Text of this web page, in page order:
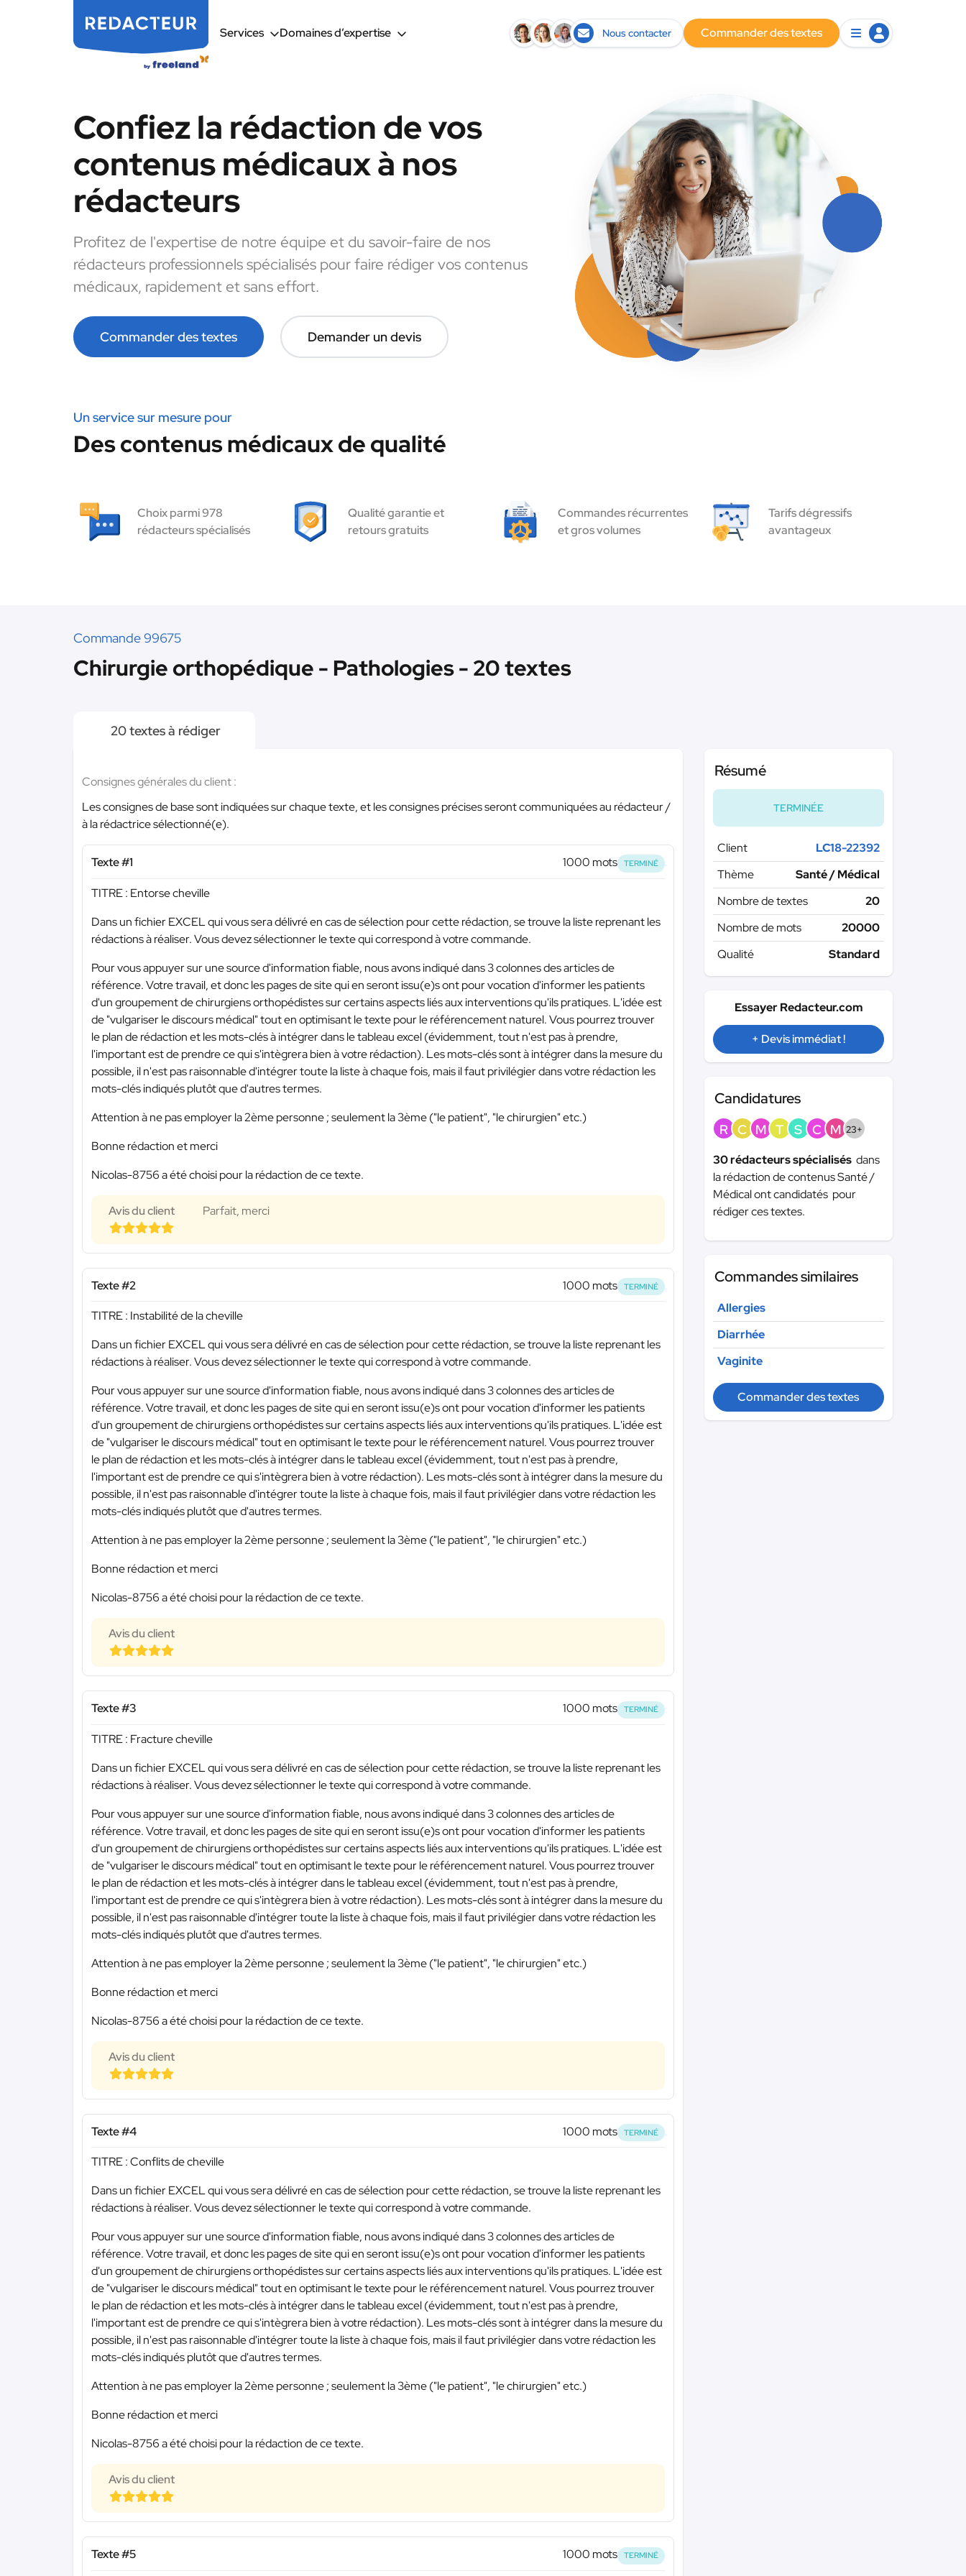
Services Domaines d’expertise Nous contacter Commander des textes
Confiez la rédaction de vos
contenus médicaux à nos
rédacteurs
Profitez de l'expertise de notre équipe et du savoir-faire de nos
rédacteurs professionnels spécialisés pour faire rédiger vos contenus
médicaux, rapidement et sans effort.
Commander des textes Demander un devis
Un service sur mesure pour
Des contenus médicaux de qualité
Choix parmi 978
rédacteurs spécialisés
Qualité garantie et
retours gratuits
Commandes récurrentes
et gros volumes
Tarifs dégressifs
avantageux
Commande 99675
Chirurgie orthopédique - Pathologies - 20 textes
20 textes à rédiger
Consignes générales du client :
Les consignes de base sont indiquées sur chaque texte, et les consignes précises seront communiquées au rédacteur /
à la rédactrice sélectionné(e).
Texte #1 1000 mots TERMINÉ
TITRE : Entorse cheville
Dans un fichier EXCEL qui vous sera délivré en cas de sélection pour cette rédaction, se trouve la liste reprenant les
rédactions à réaliser. Vous devez sélectionner le texte qui correspond à votre commande.
Pour vous appuyer sur une source d'information fiable, nous avons indiqué dans 3 colonnes des articles de
référence. Votre travail, et donc les pages de site qui en seront issu(e)s ont pour vocation d'informer les patients
d'un groupement de chirurgiens orthopédistes sur certains aspects liés aux interventions qu'ils pratiques. L'idée est
de "vulgariser le discours médical" tout en optimisant le texte pour le référencement naturel. Vous pourrez trouver
le plan de rédaction et les mots-clés à intégrer dans le tableau excel (évidemment, tout n'est pas à prendre,
l'important est de prendre ce qui s'intègrera bien à votre rédaction). Les mots-clés sont à intégrer dans la mesure du
possible, il n'est pas raisonnable d'intégrer toute la liste à chaque fois, mais il faut privilégier dans votre rédaction les
mots-clés indiqués plutôt que d'autres termes.
Attention à ne pas employer la 2ème personne ; seulement la 3ème ("le patient", "le chirurgien" etc.)
Bonne rédaction et merci
Nicolas-8756 a été choisi pour la rédaction de ce texte.
Avis du client Parfait, merci
Texte #2 1000 mots TERMINÉ
TITRE : Instabilité de la cheville
Dans un fichier EXCEL qui vous sera délivré en cas de sélection pour cette rédaction, se trouve la liste reprenant les
rédactions à réaliser. Vous devez sélectionner le texte qui correspond à votre commande.
Pour vous appuyer sur une source d'information fiable, nous avons indiqué dans 3 colonnes des articles de
référence. Votre travail, et donc les pages de site qui en seront issu(e)s ont pour vocation d'informer les patients
d'un groupement de chirurgiens orthopédistes sur certains aspects liés aux interventions qu'ils pratiques. L'idée est
de "vulgariser le discours médical" tout en optimisant le texte pour le référencement naturel. Vous pourrez trouver
le plan de rédaction et les mots-clés à intégrer dans le tableau excel (évidemment, tout n'est pas à prendre,
l'important est de prendre ce qui s'intègrera bien à votre rédaction). Les mots-clés sont à intégrer dans la mesure du
possible, il n'est pas raisonnable d'intégrer toute la liste à chaque fois, mais il faut privilégier dans votre rédaction les
mots-clés indiqués plutôt que d'autres termes.
Attention à ne pas employer la 2ème personne ; seulement la 3ème ("le patient", "le chirurgien" etc.)
Bonne rédaction et merci
Nicolas-8756 a été choisi pour la rédaction de ce texte.
Avis du client
Texte #3 1000 mots TERMINÉ
TITRE : Fracture cheville
Dans un fichier EXCEL qui vous sera délivré en cas de sélection pour cette rédaction, se trouve la liste reprenant les
rédactions à réaliser. Vous devez sélectionner le texte qui correspond à votre commande.
Pour vous appuyer sur une source d'information fiable, nous avons indiqué dans 3 colonnes des articles de
référence. Votre travail, et donc les pages de site qui en seront issu(e)s ont pour vocation d'informer les patients
d'un groupement de chirurgiens orthopédistes sur certains aspects liés aux interventions qu'ils pratiques. L'idée est
de "vulgariser le discours médical" tout en optimisant le texte pour le référencement naturel. Vous pourrez trouver
le plan de rédaction et les mots-clés à intégrer dans le tableau excel (évidemment, tout n'est pas à prendre,
l'important est de prendre ce qui s'intègrera bien à votre rédaction). Les mots-clés sont à intégrer dans la mesure du
possible, il n'est pas raisonnable d'intégrer toute la liste à chaque fois, mais il faut privilégier dans votre rédaction les
mots-clés indiqués plutôt que d'autres termes.
Attention à ne pas employer la 2ème personne ; seulement la 3ème ("le patient", "le chirurgien" etc.)
Bonne rédaction et merci
Nicolas-8756 a été choisi pour la rédaction de ce texte.
Avis du client
Texte #4 1000 mots TERMINÉ
TITRE : Conflits de cheville
Dans un fichier EXCEL qui vous sera délivré en cas de sélection pour cette rédaction, se trouve la liste reprenant les
rédactions à réaliser. Vous devez sélectionner le texte qui correspond à votre commande.
Pour vous appuyer sur une source d'information fiable, nous avons indiqué dans 3 colonnes des articles de
référence. Votre travail, et donc les pages de site qui en seront issu(e)s ont pour vocation d'informer les patients
d'un groupement de chirurgiens orthopédistes sur certains aspects liés aux interventions qu'ils pratiques. L'idée est
de "vulgariser le discours médical" tout en optimisant le texte pour le référencement naturel. Vous pourrez trouver
le plan de rédaction et les mots-clés à intégrer dans le tableau excel (évidemment, tout n'est pas à prendre,
l'important est de prendre ce qui s'intègrera bien à votre rédaction). Les mots-clés sont à intégrer dans la mesure du
possible, il n'est pas raisonnable d'intégrer toute la liste à chaque fois, mais il faut privilégier dans votre rédaction les
mots-clés indiqués plutôt que d'autres termes.
Attention à ne pas employer la 2ème personne ; seulement la 3ème ("le patient", "le chirurgien" etc.)
Bonne rédaction et merci
Nicolas-8756 a été choisi pour la rédaction de ce texte.
Avis du client
Texte #5 1000 mots TERMINÉ
Résumé
TERMINÉE
Client
LC18-22392
Thème
Santé / Médical
Nombre de textes
20
Nombre de mots
20000
Qualité
Standard
Essayer Redacteur.com
+ Devis immédiat !
Candidatures
R C M T S C M 23+
30 rédacteurs spécialisés dans
la rédaction de contenus Santé /
Médical ont candidatés pour
rédiger ces textes.
Commandes similaires
Allergies
Diarrhée
Vaginite
Commander des textes